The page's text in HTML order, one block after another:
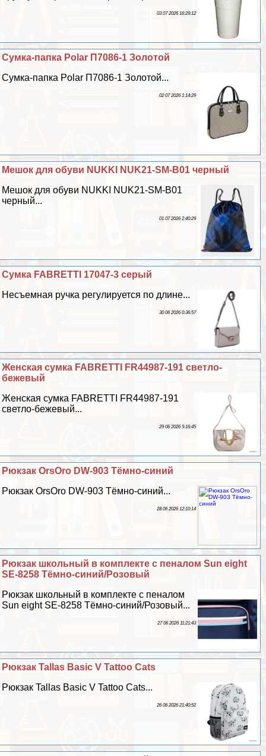
03 07 2026 16:29:12
Сумка-папка Polar П7086-1 Золотой
Сумка-папка Polar П7086-1 Золотой...
02 07 2026 1:14:29
Мешок для обуви NUKKI NUK21-SM-B01 черный
Мешок для обуви NUKKI NUK21-SM-B01
черный...
01 07 2026 2:40:29
Сумка FABRETTI 17047-3 серый
Несъемная ручка регулируется по длине...
30 06 2026 0:36:57
Женская сумка FABRETTI FR44987-191 светло-
бежевый
Женская сумка FABRETTI FR44987-191
светло-бежевый...
29 06 2026 5:16:45
Рюкзак OrsOro DW-903 Тёмно-синий
Рюкзак OrsOro DW-903 Тёмно-синий...
28 06 2026 12:10:14
Рюкзак школьный в комплекте с пеналом Sun eight
SE-8258 Тёмно-синий/Розовый
Рюкзак школьный в комплекте с пеналом
Sun eight SE-8258 Тёмно-синий/Розовый...
27 06 2026 11:21:43
Рюкзак Tallas Basic V Tattoo Cats
Рюкзак Tallas Basic V Tattoo Cats...
26 06 2026 21:40:52